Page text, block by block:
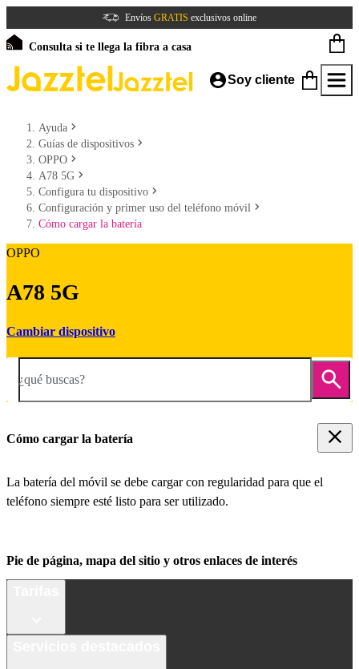
Envíos GRATIS exclusivos online
Consulta si te llega la fibra a casa
Soy cliente
Ayuda
Guías de dispositivos
OPPO
A78 5G
Configura tu dispositivo
Configuración y primer uso del teléfono móvil
Cómo cargar la batería
OPPO
A78 5G
Cambiar dispositivo
¿qué buscas?
Cómo cargar la batería
La batería del móvil se debe cargar con regularidad para que el
teléfono siempre esté listo para ser utilizado.
Pie de página, mapa del sitio y otros enlaces de interés